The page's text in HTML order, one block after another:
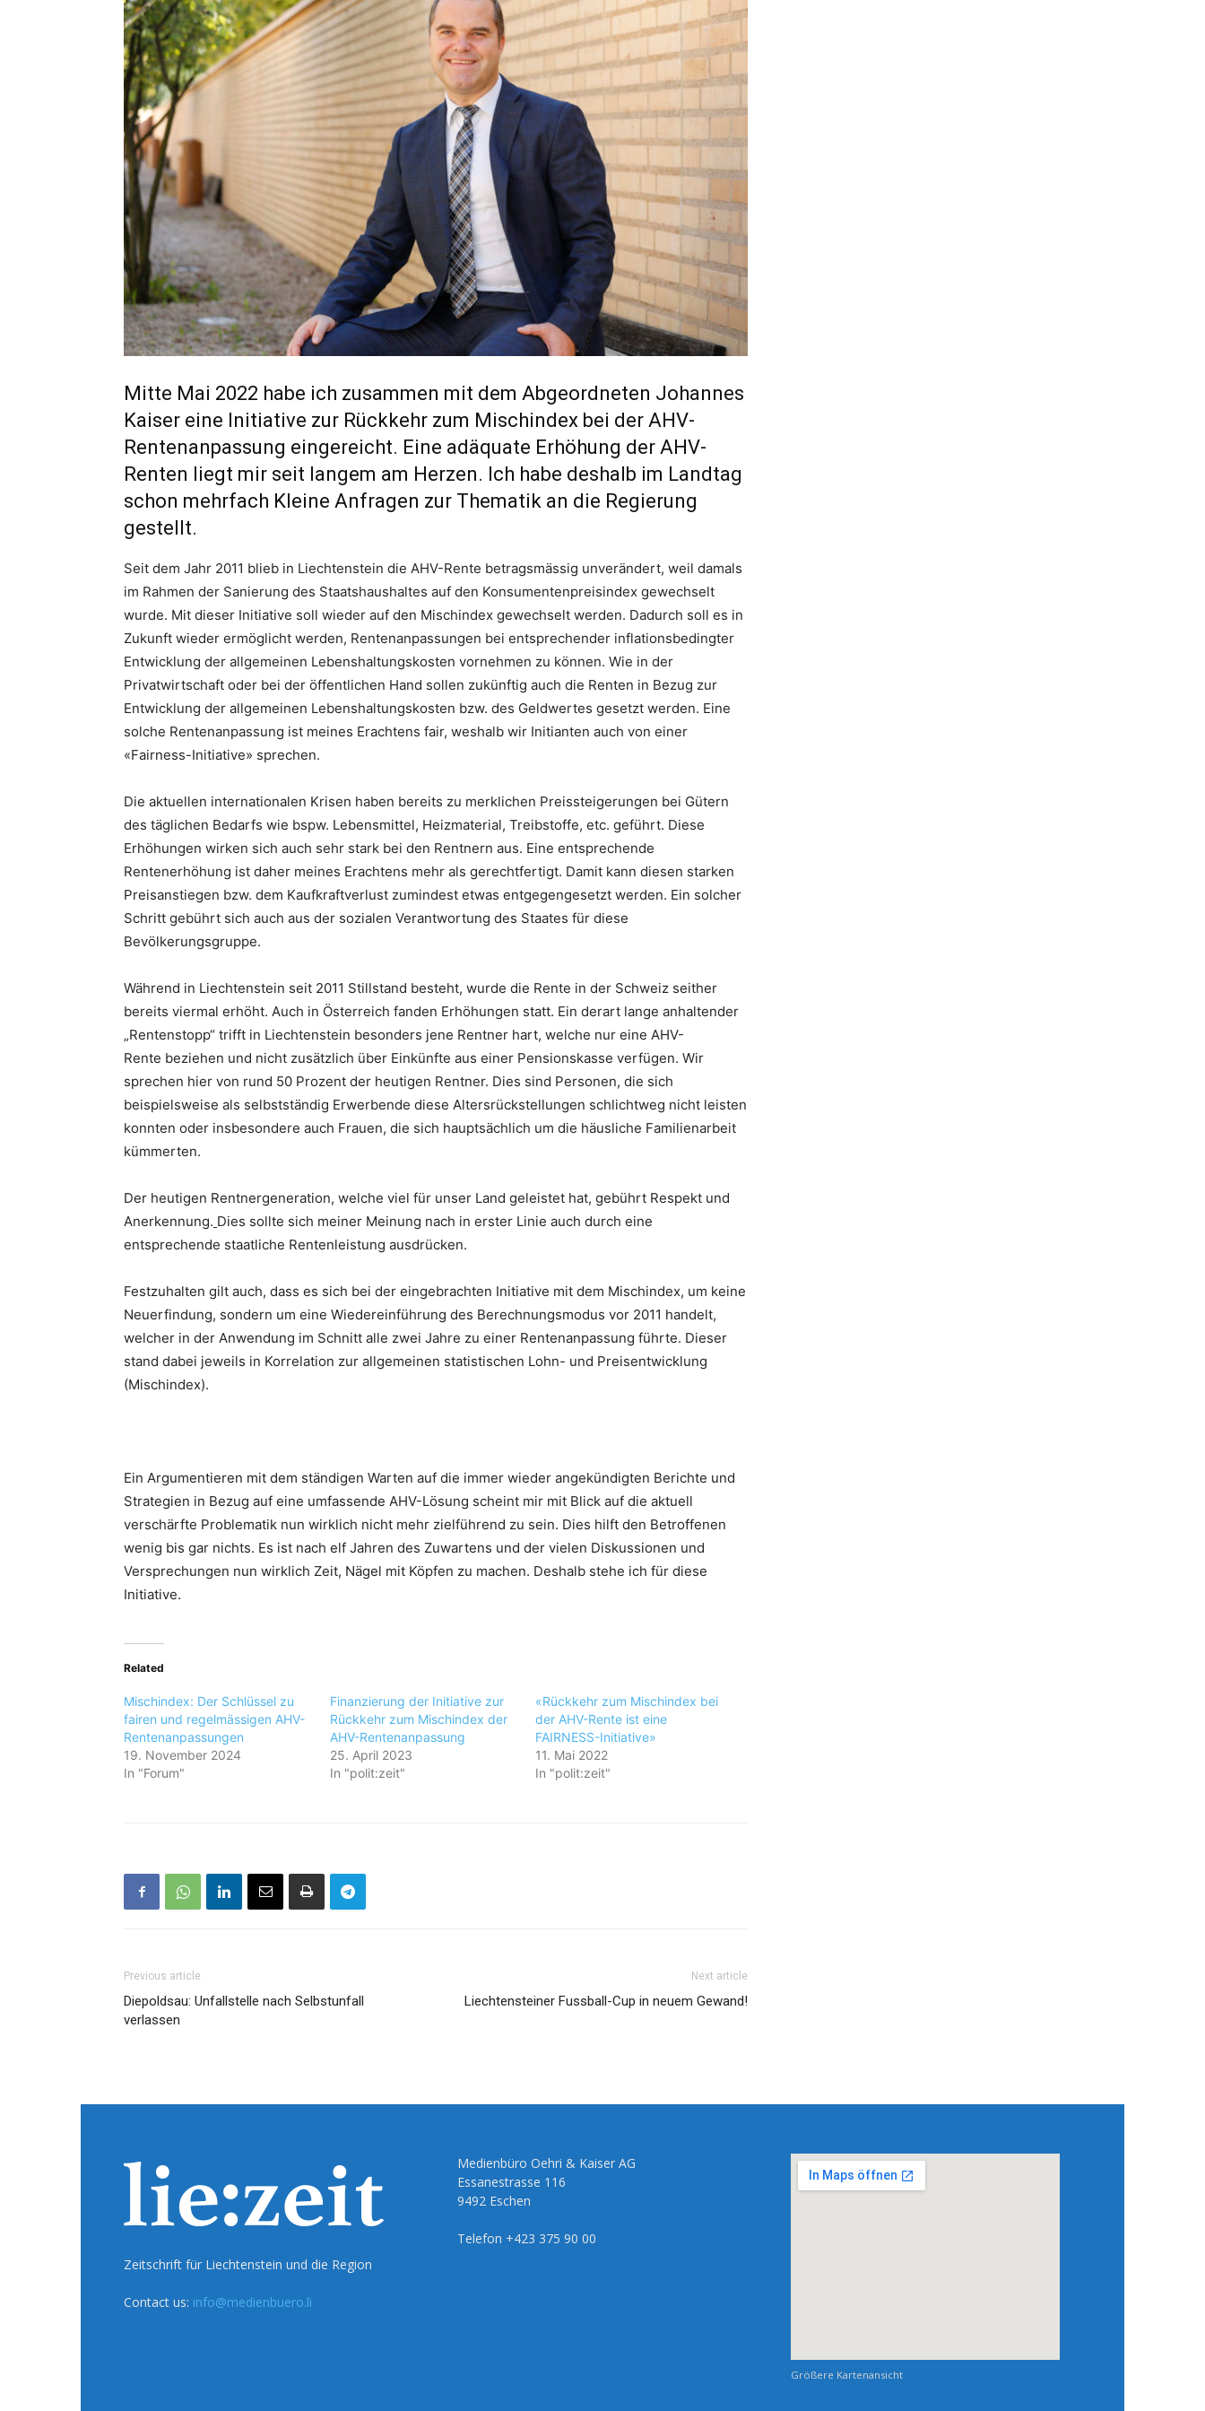
Mitte Mai 2022 habe ich zusammen mit dem Abgeordneten Johannes
Kaiser eine Initiative zur Rückkehr zum Mischindex bei der AHV-
Rentenanpassung eingereicht. Eine adäquate Erhöhung der AHV-
Renten liegt mir seit langem am Herzen. Ich habe deshalb im Landtag
schon mehrfach Kleine Anfragen zur Thematik an die Regierung
gestellt.
Seit dem Jahr 2011 blieb in Liechtenstein die AHV-Rente betragsmässig unverändert, weil damals
im Rahmen der Sanierung des Staatshaushaltes auf den Konsumentenpreisindex gewechselt
wurde. Mit dieser Initiative soll wieder auf den Mischindex gewechselt werden. Dadurch soll es in
Zukunft wieder ermöglicht werden, Rentenanpassungen bei entsprechender inflationsbedingter
Entwicklung der allgemeinen Lebenshaltungskosten vornehmen zu können. Wie in der
Privatwirtschaft oder bei der öffentlichen Hand sollen zukünftig auch die Renten in Bezug zur
Entwicklung der allgemeinen Lebenshaltungskosten bzw. des Geldwertes gesetzt werden. Eine
solche Rentenanpassung ist meines Erachtens fair, weshalb wir Initianten auch von einer
«Fairness-Initiative» sprechen.
Die aktuellen internationalen Krisen haben bereits zu merklichen Preissteigerungen bei Gütern
des täglichen Bedarfs wie bspw. Lebensmittel, Heizmaterial, Treibstoffe, etc. geführt. Diese
Erhöhungen wirken sich auch sehr stark bei den Rentnern aus. Eine entsprechende
Rentenerhöhung ist daher meines Erachtens mehr als gerechtfertigt. Damit kann diesen starken
Preisanstiegen bzw. dem Kaufkraftverlust zumindest etwas entgegengesetzt werden. Ein solcher
Schritt gebührt sich auch aus der sozialen Verantwortung des Staates für diese
Bevölkerungsgruppe.
Während in Liechtenstein seit 2011 Stillstand besteht, wurde die Rente in der Schweiz seither
bereits viermal erhöht. Auch in Österreich fanden Erhöhungen statt. Ein derart lange anhaltender
„Rentenstopp“ trifft in Liechtenstein besonders jene Rentner hart, welche nur eine AHV-
Rente beziehen und nicht zusätzlich über Einkünfte aus einer Pensionskasse verfügen. Wir
sprechen hier von rund 50 Prozent der heutigen Rentner. Dies sind Personen, die sich
beispielsweise als selbstständig Erwerbende diese Altersrückstellungen schlichtweg nicht leisten
konnten oder insbesondere auch Frauen, die sich hauptsächlich um die häusliche Familienarbeit
kümmerten.
Der heutigen Rentnergeneration, welche viel für unser Land geleistet hat, gebührt Respekt und
Anerkennung. Dies sollte sich meiner Meinung nach in erster Linie auch durch eine
entsprechende staatliche Rentenleistung ausdrücken.
Festzuhalten gilt auch, dass es sich bei der eingebrachten Initiative mit dem Mischindex, um keine
Neuerfindung, sondern um eine Wiedereinführung des Berechnungsmodus vor 2011 handelt,
welcher in der Anwendung im Schnitt alle zwei Jahre zu einer Rentenanpassung führte. Dieser
stand dabei jeweils in Korrelation zur allgemeinen statistischen Lohn- und Preisentwicklung
(Mischindex).
Ein Argumentieren mit dem ständigen Warten auf die immer wieder angekündigten Berichte und
Strategien in Bezug auf eine umfassende AHV-Lösung scheint mir mit Blick auf die aktuell
verschärfte Problematik nun wirklich nicht mehr zielführend zu sein. Dies hilft den Betroffenen
wenig bis gar nichts. Es ist nach elf Jahren des Zuwartens und der vielen Diskussionen und
Versprechungen nun wirklich Zeit, Nägel mit Köpfen zu machen. Deshalb stehe ich für diese
Initiative.
Related
Mischindex: Der Schlüssel zu
fairen und regelmässigen AHV-
Rentenanpassungen
19. November 2024
In "Forum"
Finanzierung der Initiative zur
Rückkehr zum Mischindex der
AHV-Rentenanpassung
25. April 2023
In "polit:zeit"
«Rückkehr zum Mischindex bei
der AHV-Rente ist eine
FAIRNESS-Initiative»
11. Mai 2022
In "polit:zeit"
Previous article
Diepoldsau: Unfallstelle nach Selbstunfall
verlassen
Next article
Liechtensteiner Fussball-Cup in neuem Gewand!
Zeitschrift für Liechtenstein und die Region
Contact us: info@medienbuero.li
Medienbüro Oehri & Kaiser AG
Essanestrasse 116
9492 Eschen
Telefon +423 375 90 00
Größere Kartenansicht